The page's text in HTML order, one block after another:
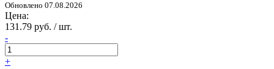
Обновлено 07.08.2026
Цена:
131.79 руб. / шт.
-
+